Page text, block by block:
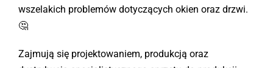
wszelakich problemów dotyczących okien oraz drzwi.
🤔
Zajmują się projektowaniem, produkcją oraz